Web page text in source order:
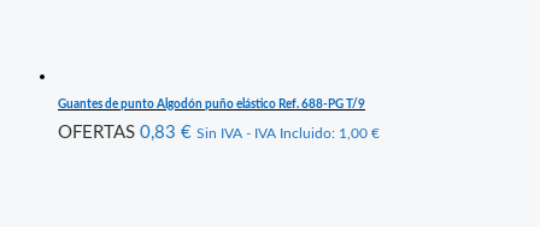
Guantes de punto Algodón puño elástico Ref. 688-PG T/9
OFERTAS 0,83 € Sin IVA - IVA Incluido: 1,00 €